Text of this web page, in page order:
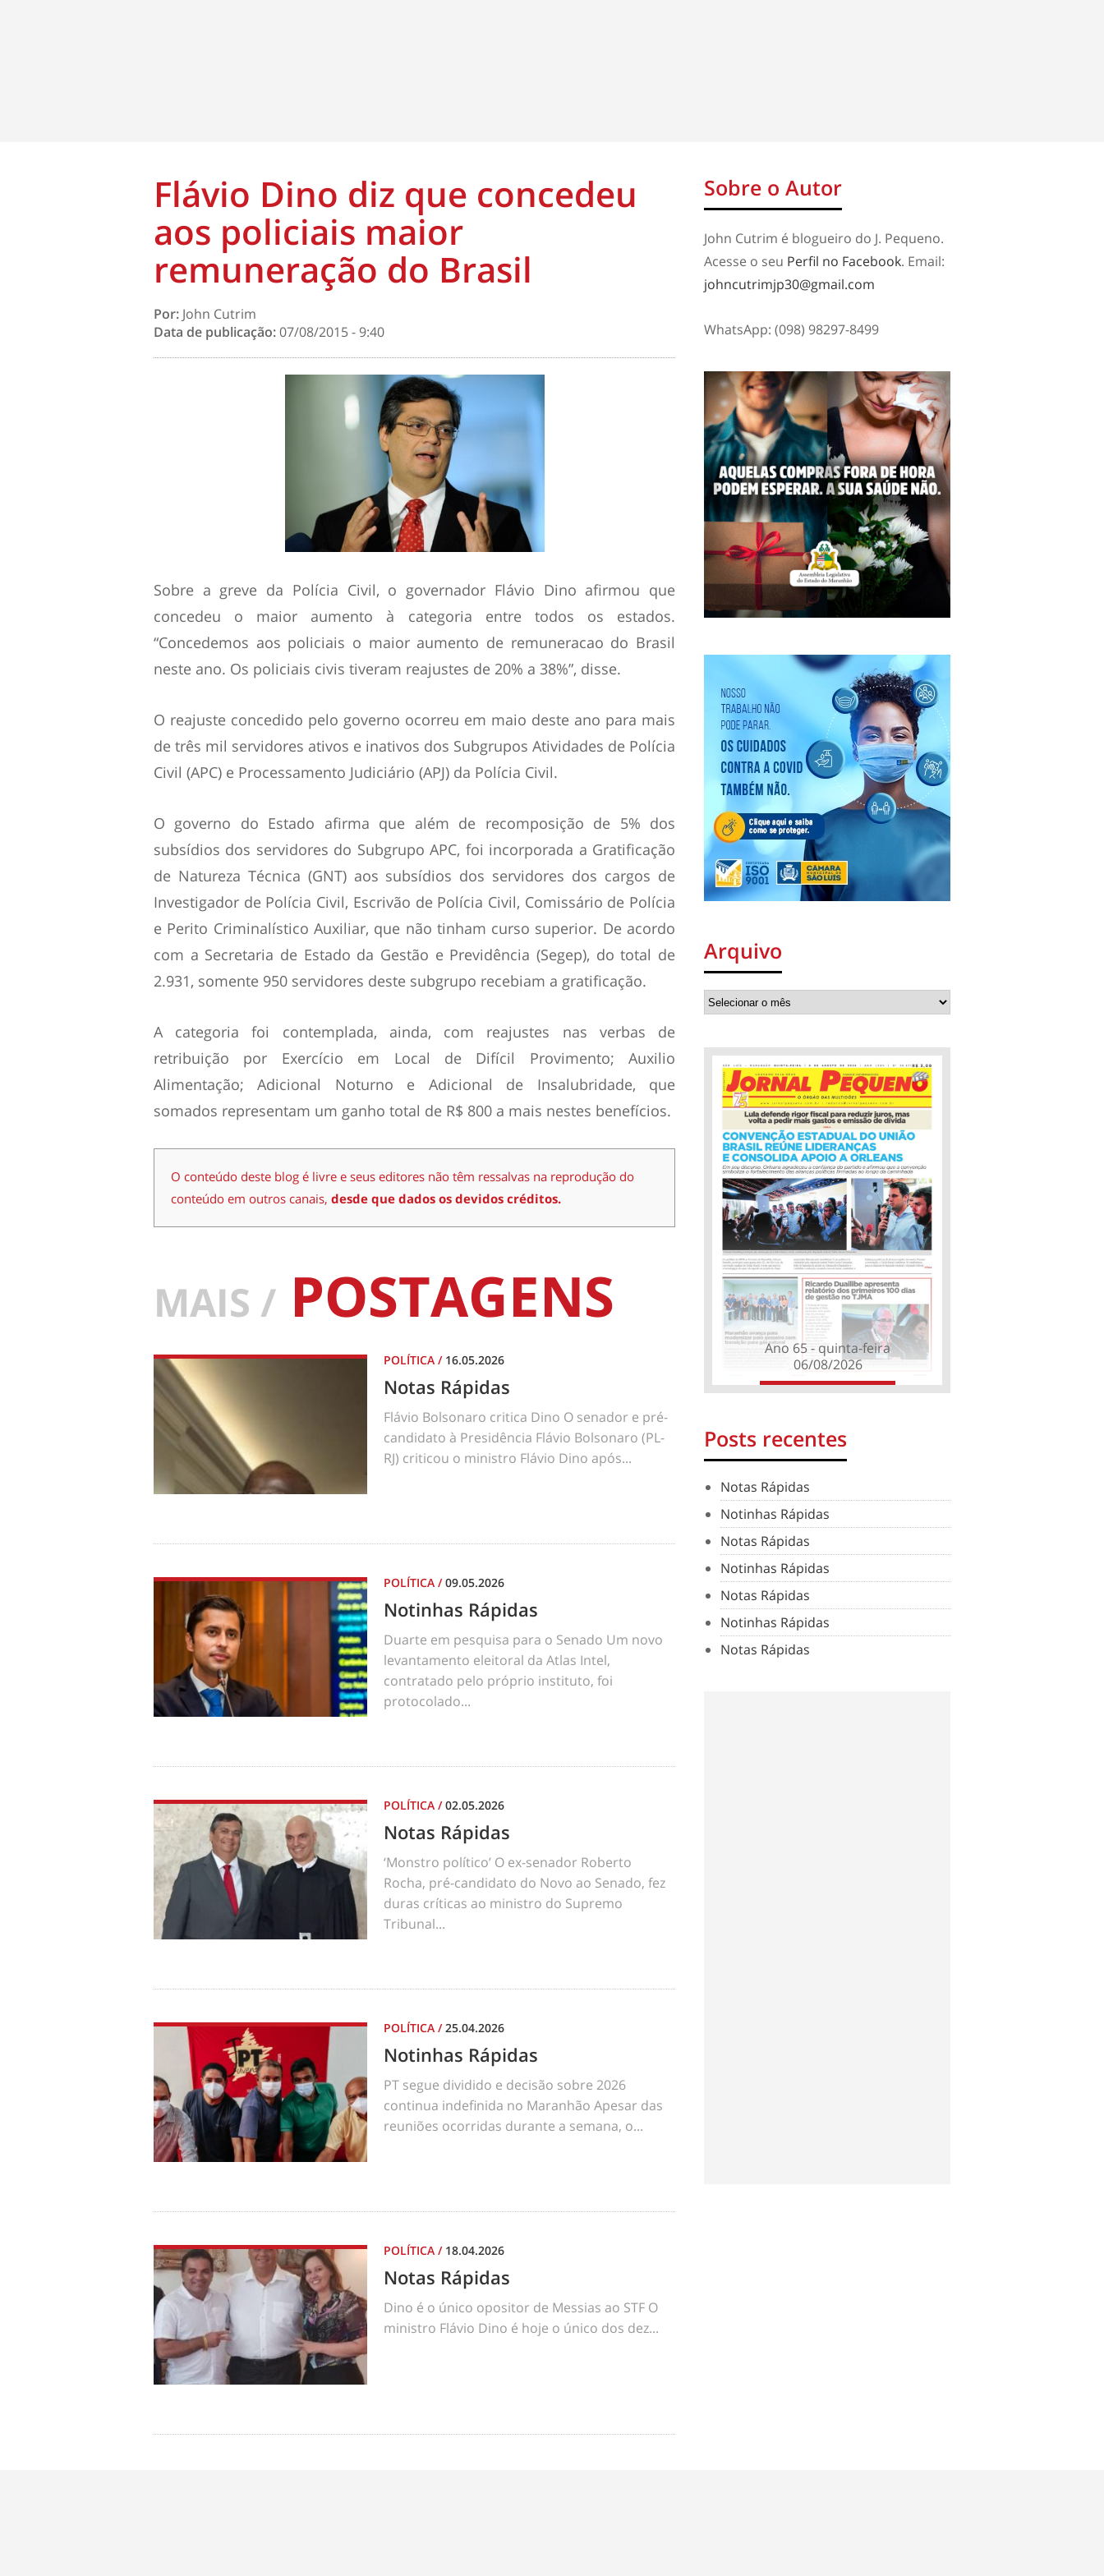
Flávio Dino diz que concedeu
aos policiais maior
remuneração do Brasil
Por: John Cutrim
Data de publicação:07/08/2015 - 9:40
Sobre a greve da Polícia Civil, o governador Flávio Dino afirmou que
concedeu o maior aumento à categoria entre todos os estados.
“Concedemos aos policiais o maior aumento de remuneracao do Brasil
neste ano. Os policiais civis tiveram reajustes de 20% a 38%”, disse.
O reajuste concedido pelo governo ocorreu em maio deste ano para mais
de três mil servidores ativos e inativos dos Subgrupos Atividades de Polícia
Civil (APC) e Processamento Judiciário (APJ) da Polícia Civil.
O governo do Estado afirma que além de recomposição de 5% dos
subsídios dos servidores do Subgrupo APC, foi incorporada a Gratificação
de Natureza Técnica (GNT) aos subsídios dos servidores dos cargos de
Investigador de Polícia Civil, Escrivão de Polícia Civil, Comissário de Polícia
e Perito Criminalístico Auxiliar, que não tinham curso superior. De acordo
com a Secretaria de Estado da Gestão e Previdência (Segep), do total de
2.931, somente 950 servidores deste subgrupo recebiam a gratificação.
A categoria foi contemplada, ainda, com reajustes nas verbas de
retribuição por Exercício em Local de Difícil Provimento; Auxilio
Alimentação; Adicional Noturno e Adicional de Insalubridade, que
somados representam um ganho total de R$ 800 a mais nestes benefícios.
O conteúdo deste blog é livre e seus editores não têm ressalvas na reprodução do
conteúdo em outros canais, desde que dados os devidos créditos.
MAIS / POSTAGENS
POLÍTICA / 16.05.2026
Notas Rápidas
Flávio Bolsonaro critica Dino O senador e pré-
candidato à Presidência Flávio Bolsonaro (PL-
RJ) criticou o ministro Flávio Dino após...
POLÍTICA /09.05.2026
Notinhas Rápidas
Duarte em pesquisa para o Senado Um novo
levantamento eleitoral da Atlas Intel,
contratado pelo próprio instituto, foi
protocolado...
POLÍTICA /02.05.2026
Notas Rápidas
‘Monstro político’ O ex-senador Roberto
Rocha, pré-candidato do Novo ao Senado, fez
duras críticas ao ministro do Supremo
Tribunal...
POLÍTICA /25.04.2026
Notinhas Rápidas
PT segue dividido e decisão sobre 2026
continua indefinida no Maranhão Apesar das
reuniões ocorridas durante a semana, o...
POLÍTICA / 18.04.2026
Notas Rápidas
Dino é o único opositor de Messias ao STF O
ministro Flávio Dino é hoje o único dos dez...
Sobre o Autor
John Cutrim é blogueiro do J. Pequeno.
Acesse o seu Perfil no Facebook. Email:
johncutrimjp30@gmail.com
WhatsApp: (098) 98297-8499
Arquivo
Ano 65 - quinta-feira
06/08/2026
Posts recentes
Notas Rápidas
Notinhas Rápidas
Notas Rápidas
Notinhas Rápidas
Notas Rápidas
Notinhas Rápidas
Notas Rápidas